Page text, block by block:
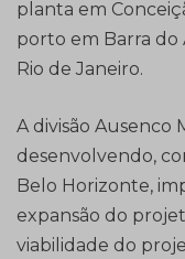
planta em
porto em Barra do
Rio de Janeiro.
A divisão Ausenco
desenvolvendo,
Belo Horizonte,
expansão do
viabilidade do